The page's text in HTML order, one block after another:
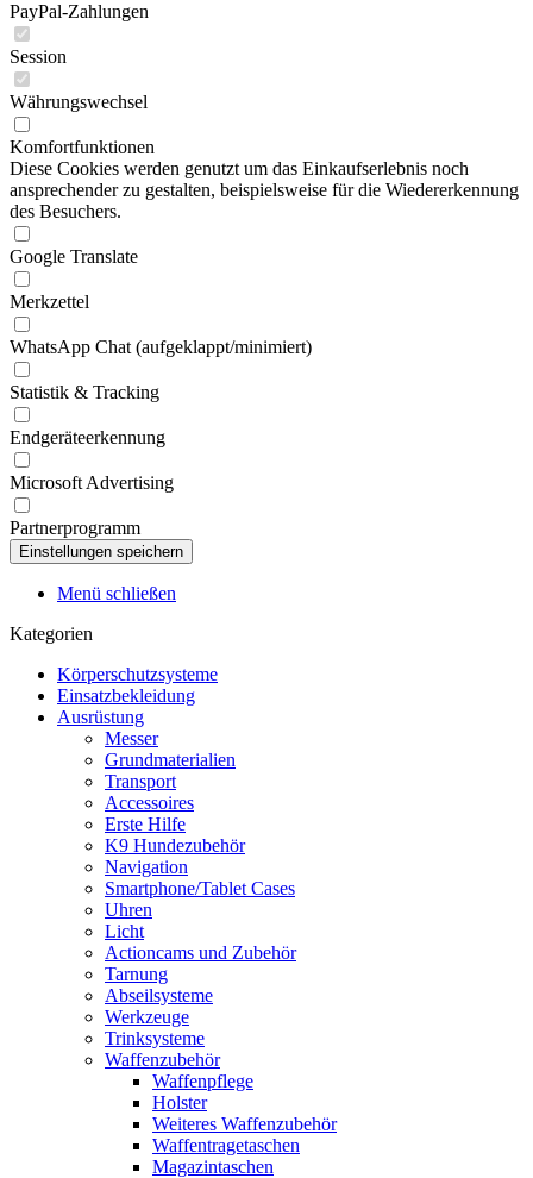
PayPal-Zahlungen
Session
Währungswechsel
Komfortfunktionen
Diese Cookies werden genutzt um das Einkaufserlebnis noch
ansprechender zu gestalten, beispielsweise für die Wiedererkennung
des Besuchers.
Google Translate
Merkzettel
WhatsApp Chat (aufgeklappt/minimiert)
Statistik & Tracking
Endgeräteerkennung
Microsoft Advertising
Partnerprogramm
Menü schließen
Kategorien
Körperschutzsysteme
Einsatzbekleidung
Ausrüstung
Messer
Grundmaterialien
Transport
Accessoires
Erste Hilfe
K9 Hundezubehör
Navigation
Smartphone/Tablet Cases
Uhren
Licht
Actioncams und Zubehör
Tarnung
Abseilsysteme
Werkzeuge
Trinksysteme
Waffenzubehör
Waffenpflege
Holster
Weiteres Waffenzubehör
Waffentragetaschen
Magazintaschen